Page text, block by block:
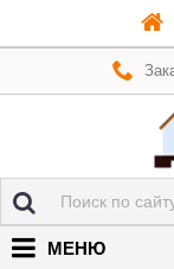
МЕНЮ